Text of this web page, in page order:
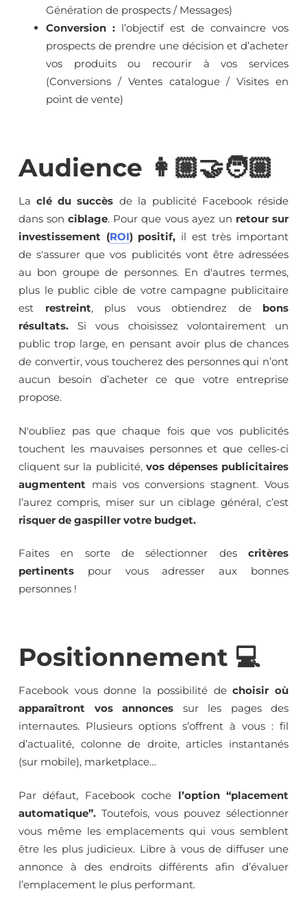
Génération de prospects / Messages)
Conversion : l’objectif est de convaincre vos
prospects de prendre une décision et d’acheter
vos produits ou recourir à vos services
(Conversions / Ventes catalogue / Visites en
point de vente)
Audience 👩🏼‍🤝‍🧑🏼
Laclé du succès de la publicité Facebook réside
dans sonciblage. Pour que vous ayez un retour sur
investissement (ROI) positif, il est très important
de s'assurer que vos publicités vont être adressées
au bon groupe de personnes. En d'autres termes,
plus le public cible de votre campagne publicitaire
est restreint, plus vous obtiendrez de bons
résultats. Si vous choisissez volontairement un
public trop large, en pensant avoir plus de chances
de convertir, vous toucherez des personnes qui n’ont
aucun besoin d’acheter ce que votre entreprise
propose.
N'oubliez pas que chaque fois que vos publicités
touchent les mauvaises personnes et que celles-ci
cliquent sur la publicité, vos dépenses publicitaires
augmentent mais vos conversions stagnent. Vous
l’aurez compris, miser sur un ciblage général, c’est
risquer de gaspiller votre budget.
Faites en sorte de sélectionner des critères
pertinents pour vous adresser aux bonnes
personnes !
Positionnement 💻
Facebook vous donne la possibilité dechoisir où
apparaîtront vos annonces sur les pages des
internautes. Plusieurs options s’offrent à vous : fil
d’actualité, colonne de droite, articles instantanés
(sur mobile), marketplace…
Par défaut, Facebook coche l’option “placement
automatique”. Toutefois, vous pouvez sélectionner
vous même les emplacements qui vous semblent
être les plus judicieux. Libre à vous de diffuser une
annonce à des endroits différents afin d’évaluer
l’emplacement le plus performant.